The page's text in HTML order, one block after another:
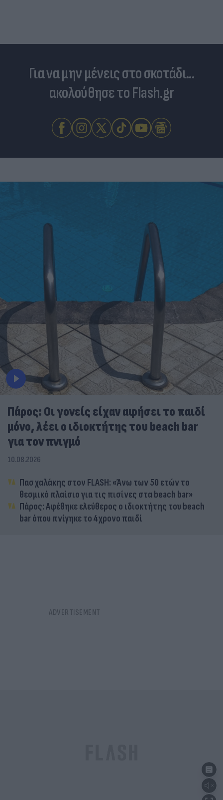
Για να μην μένεις στο σκοτάδι...
ακολούθησε το Flash.gr
Πάρος: Οι γονείς είχαν αφήσει το παιδί
μόνο, λέει ο ιδιοκτήτης του beach bar
για τον πνιγμό
10.08.2026
Πασχαλάκης στον FLASH: «Άνω των 50 ετών το
θεσμικό πλαίσιο για τις πισίνες στα beach bar»
Πάρος: Αφέθηκε ελεύθερος ο ιδιοκτήτης του beach
bar όπου πνίγηκε το 4χρονο παιδί